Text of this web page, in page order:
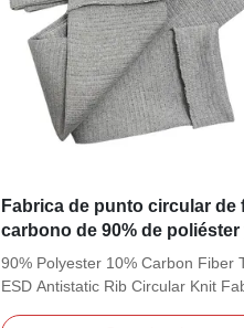
Fabrica de punto circular de
carbono de 90% de poliéster
de fibra de carbono
90% Polyester 10% Carbon Fiber
ESD Antistatic Rib Circular Knit